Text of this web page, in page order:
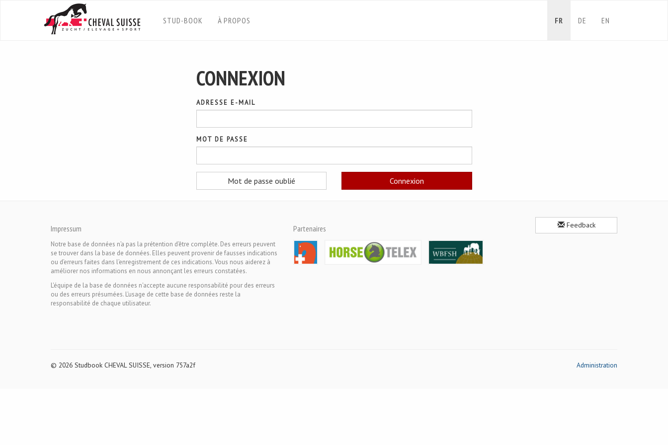
STUD-BOOK À PROPOS FR DE EN
CONNEXION
ADRESSE E-MAIL
MOT DE PASSE
Mot de passe oublié Connexion
Impressum
Notre base de données n’a pas la prétention d’être complète. Des erreurs peuvent
se trouver dans la base de données. Elles peuvent provenir de fausses indications
ou d’erreurs faites dans l’enregistrement de ces indications. Vous nous aiderez à
améliorer nos informations en nous annonçant les erreurs constatées.
L'équipe de la base de données n'accepte aucune responsabilité pour des erreurs
ou des erreurs présumées. L'usage de cette base de données reste la
responsabilité de chaque utilisateur.
Partenaires Feedback
© 2026 Studbook CHEVAL SUISSE, version 757a2f Administration